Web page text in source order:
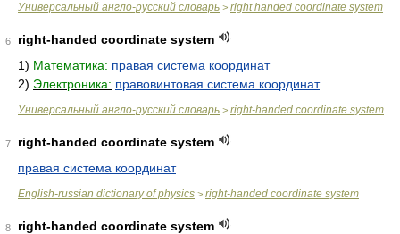
Универсальный англо-русский словарь > right handed coordinate system
6
right-handed coordinate system
1) Математика: правая система координат
2) Электроника: правовинтовая система координат
Универсальный англо-русский словарь > right-handed coordinate system
7
right-handed coordinate system
правая система координат
English-russian dictionary of physics > right-handed coordinate system
8
right-handed coordinate system